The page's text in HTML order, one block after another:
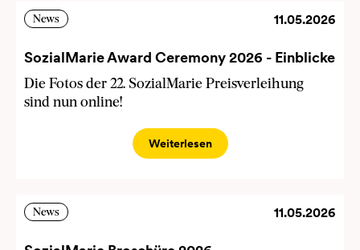
News 11.05.2026
SozialMarie Award Ceremony 2026 - Einblicke
Die Fotos der 22. SozialMarie Preisverleihung
sind nun online!
Weiterlesen
News 11.05.2026